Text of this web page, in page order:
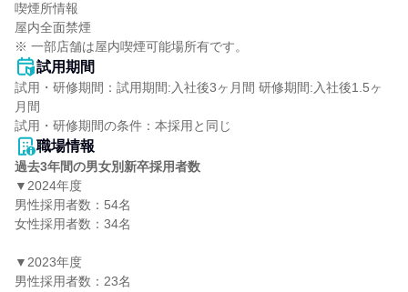
喫煙所情報
屋内全面禁煙
※ 一部店舗は屋内喫煙可能場所有です。
試用期間
試用・研修期間：試用期間:入社後3ヶ月間 研修期間:入社後1.5ヶ
月間
職場情報
過去3年間の男女別新卒採用者数
▼2024年度
男性採用者数：54名
女性採用者数：34名
▼2023年度
男性採用者数：23名